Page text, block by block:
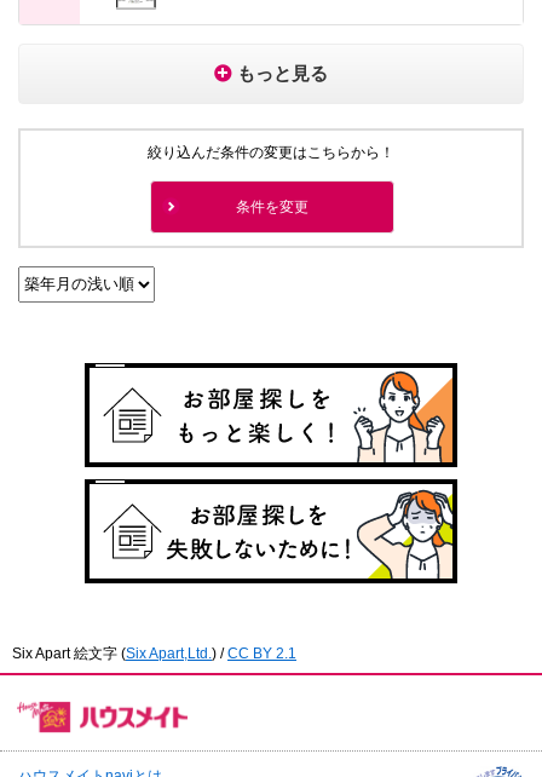
もっと見る
絞り込んだ条件の変更はこちらから！
条件を変更
Six Apart 絵文字 (Six Apart,Ltd. ) /CC BY 2.1